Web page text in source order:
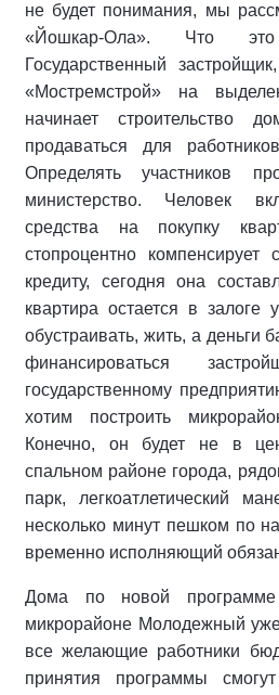
не будет понимания, мы
«Йошкар-Ола». Что
Государственный
«Мостремстрой» на
начинает строительство
продаваться для
Определять участников
министерство. Человек
средства на покупку
стопроцентно компенсирует
кредиту, сегодня она
квартира остается в
обустраивать, жить, а деньги
финансироваться
государственному
хотим построить
Конечно, он будет не в
спальном районе города,
парк, легкоатлетический
несколько минут пешком по
временно исполняющий
Дома по новой программе
микрорайоне Молодежный
все желающие работники
принятия программы